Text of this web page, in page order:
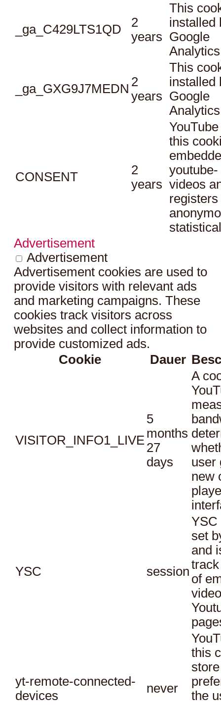
_ga_C429LTS1QD
2
years
This
installed
Google
_ga_GXG9J7MEDN 2
years
This
installed
Google
CONSENT
2
years
this
youtube-
videos
registers
Advertisement
Advertisement
Advertisement cookies are used to
provide visitors with relevant ads
and marketing campaigns. These
cookies track visitors across
websites and collect information to
provide customized ads.
Cookie
Dauer
VISITOR_INFO1_LIVE
5
months
27
days
A
user
new
YSC session
YSC
set
and
of
yt-remote-connected-
devices
never
this
the